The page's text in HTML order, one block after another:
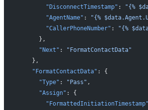
        "DisconnectTimestamp"
:
"{%
        "AgentName"
: "{%
        "CallerPhoneNumber"
:
"{%
      },
      "Next"
:
"FormatContactData"
    },
    "FormatContactData"
: {
      "Type"
: "Pass" ,
      "Assign"
: {
        "FormattedInitiationTimestamp"